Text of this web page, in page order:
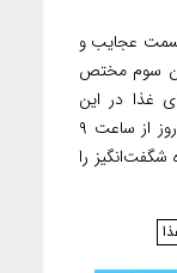
عجایب و
سوم مختص
غذا در این
موزه، فاصله بسیار کمی با واقعیت دارند. هر روز از ساعت ۹
شگفت‌انگیز را